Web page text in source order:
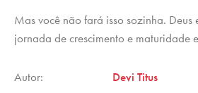
Mas você não fará isso sozinha. Deus
jornada de crescimento e maturidade
Autor
Devi Titus